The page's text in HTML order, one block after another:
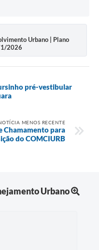
Urbano | Plano
2026
pré-vestibular
MENOS RECENTE
Chamamento para
do COMCIURB
Urbano